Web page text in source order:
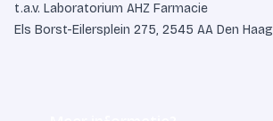
t.a.v. Laboratorium AHZ Farmacie
Els Borst-Eilersplein 275, 2545 AA Den Haag